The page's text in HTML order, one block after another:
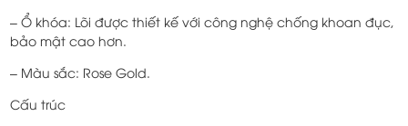
– Ổ khóa: Lõi được thiết kế với công nghệ chống khoan đục,
bảo mật cao hơn.
– Màu sắc: Rose Gold.
Cấu trúc